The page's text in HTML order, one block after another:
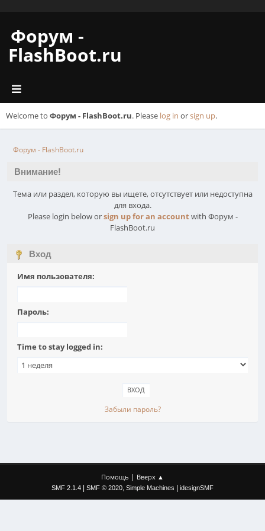
Форум -
FlashBoot.ru
Welcome to Форум - FlashBoot.ru. Please log in orsign up.
Форум - FlashBoot.ru
Внимание!
Тема или раздел, которую вы ищете, отсутствует или недоступна
для входа.
Please login below orsign up for an accountwith Форум -
FlashBoot.ru
Вход
Имя пользователя:
Пароль:
Time to stay logged in:
Забыли пароль?
Помощь | Вверх ▲
SMF 2.1.4 SMF © 2020, Simple Machines idesignSMF